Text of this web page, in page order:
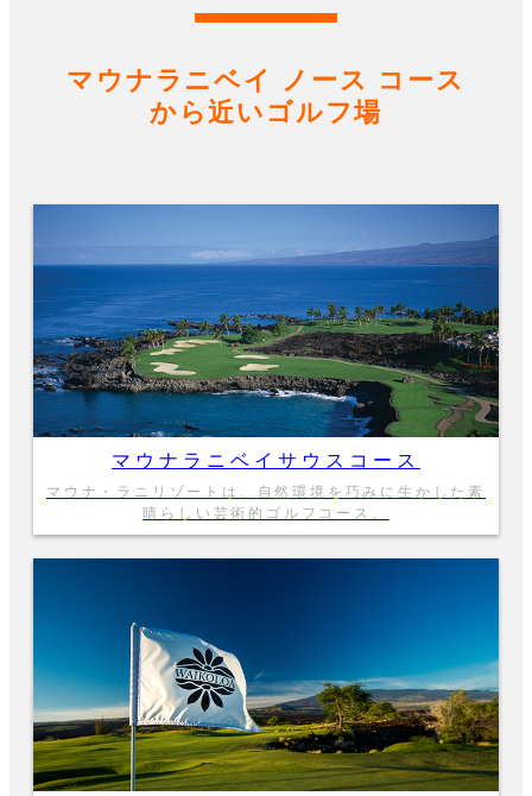
マウナラニベイ ノース コース
から近いゴルフ場
マウナラニベイサウスコース
マウナ・ラニリゾートは、自然環境を巧みに生かした素
晴らしい芸術的ゴルフコース。